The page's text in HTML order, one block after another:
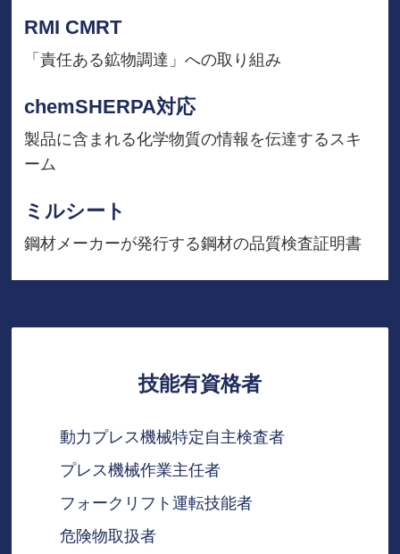
RMI CMRT
「責任ある鉱物調達」への取り組み
chemSHERPA対応
製品に含まれる化学物質の情報を伝達するスキ
ーム
ミルシート
鋼材メーカーが発行する鋼材の品質検査証明書
技能有資格者
動力プレス機械特定自主検査者
プレス機械作業主任者
フォークリフト運転技能者
危険物取扱者